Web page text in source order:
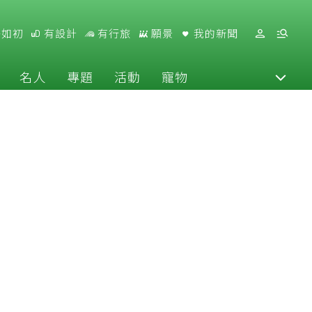
初 有設計 有行旅 願景 我的新聞
名人 專題 活動 寵物